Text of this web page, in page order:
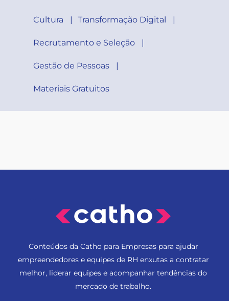
Cultura Transformação Digital
Recrutamento e Seleção
Gestão de Pessoas
Materiais Gratuitos
Conteúdos da Catho para Empresas para ajudar
empreendedores e equipes de RH enxutas a contratar
melhor, liderar equipes e acompanhar tendências do
mercado de trabalho.